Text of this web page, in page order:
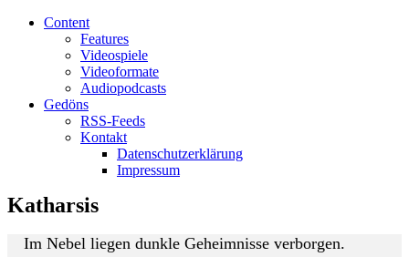
Content
Features
Videospiele
Videoformate
Audiopodcasts
Gedöns
RSS-Feeds
Kontakt
Datenschutzerklärung
Impressum
Katharsis
Im Nebel liegen dunkle Geheimnisse verborgen.